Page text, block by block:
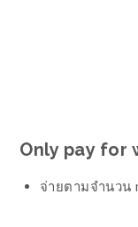
Only pay for
จ่ายตามจำนวน